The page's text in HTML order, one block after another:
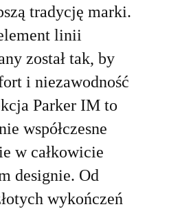
tradycję marki.
linii
został tak, by
i niezawodność
Parker IM to
współczesne
w całkowicie
designie. Od
wykończeń